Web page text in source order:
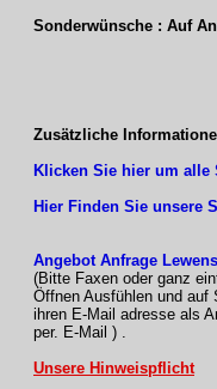
Sonderwünsche : Auf
Zusätzliche
Klicken Sie hier um alle
Hier Finden Sie unsere
Angebot Anfrage
(Bitte Faxen oder ganz
Öffnen Ausfühlen und auf
ihren E-Mail adresse als
per. E-Mail ) .
Unsere Hinweispflicht